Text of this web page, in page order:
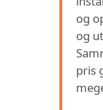
og
og
pris